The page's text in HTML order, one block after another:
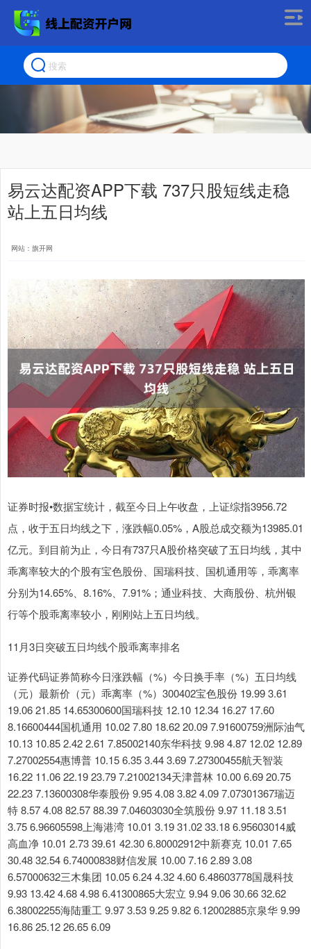
易云达配资APP下载 737只股短线走稳
站上五日均线
网站：旗开网
证券时报•数据宝统计，截至今日上午收盘，上证综指3956.72
点，收于五日均线之下，涨跌幅0.05%，A股总成交额为13985.01
亿元。到目前为止，今日有737只A股价格突破了五日均线，其中
乖离率较大的个股有宝色股份、国瑞科技、国机通用等，乖离率
分别为14.65%、8.16%、7.91%；通业科技、大商股份、杭州银
行等个股乖离率较小，刚刚站上五日均线。
11月3日突破五日均线个股乖离率排名
证券代码证券简称今日涨跌幅（%）今日换手率（%）五日均线
（元）最新价（元）乖离率（%）300402宝色股份 19.99 3.61
19.06 21.85 14.65300600国瑞科技 12.10 12.34 16.27 17.60
8.16600444国机通用 10.02 7.80 18.62 20.09 7.91600759洲际油气
10.13 10.85 2.42 2.61 7.85002140东华科技 9.98 4.87 12.02 12.89
7.27002554惠博普 10.15 6.35 3.44 3.69 7.27300455航天智装
16.22 11.06 22.19 23.79 7.21002134天津普林 10.00 6.69 20.75
22.23 7.13600308华泰股份 9.95 4.08 3.82 4.09 7.07301367瑞迈
特 8.57 4.08 82.57 88.39 7.04603030全筑股份 9.97 11.18 3.51
3.75 6.96605598上海港湾 10.01 3.19 31.02 33.18 6.95603014威
高血净 10.01 2.73 39.61 42.30 6.80002912中新赛克 10.01 7.65
30.48 32.54 6.74000838财信发展 10.00 7.16 2.89 3.08
6.57000632三木集团 10.05 6.24 4.32 4.60 6.48603778国晟科技
9.93 13.42 4.68 4.98 6.41300865大宏立 9.94 9.06 30.66 32.62
6.38002255海陆重工 9.97 3.53 9.25 9.82 6.12002885京泉华 9.99
16.86 25.12 26.65 6.09